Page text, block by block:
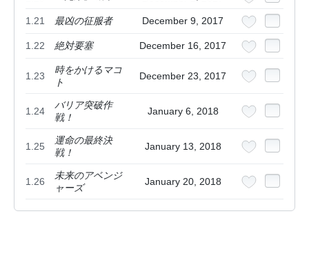
1.21 最凶の征服者 December 9, 2017
1.22 絶対要塞 December 16, 2017
1.23
時をかけるマコ
ト
December 23, 2017
1.24
バリア突破作
戦！
January 6, 2018
1.25
運命の最終決
戦！
January 13, 2018
1.26
未来のアベンジ
ャーズ
January 20, 2018